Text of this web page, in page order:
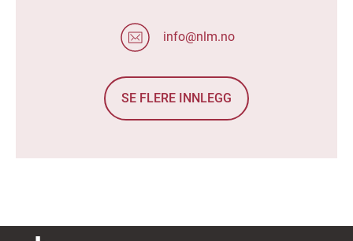
info@nlm.no
SE FLERE INNLEGG